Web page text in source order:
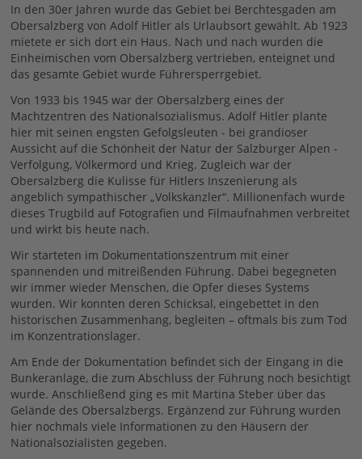
In den 30er Jahren wurde das Gebiet bei Berchtesgaden am
Obersalzberg von Adolf Hitler als Urlaubsort gewählt. Ab 1923
mietete er sich dort ein Haus. Nach und nach wurden die
Einheimischen vom Obersalzberg vertrieben, enteignet und
das gesamte Gebiet wurde Führersperrgebiet.
Von 1933 bis 1945 war der Obersalzberg eines der
Machtzentren des Nationalsozialismus. Adolf Hitler plante
hier mit seinen engsten Gefolgsleuten - bei grandioser
Aussicht auf die Schönheit der Natur der Salzburger Alpen -
Verfolgung, Völkermord und Krieg. Zugleich war der
Obersalzberg die Kulisse für Hitlers Inszenierung als
angeblich sympathischer „Volkskanzler“. Millionenfach wurde
dieses Trugbild auf Fotografien und Filmaufnahmen verbreitet
und wirkt bis heute nach.
Wir starteten im Dokumentationszentrum mit einer
spannenden und mitreißenden Führung. Dabei begegneten
wir immer wieder Menschen, die Opfer dieses Systems
wurden. Wir konnten deren Schicksal, eingebettet in den
historischen Zusammenhang, begleiten – oftmals bis zum Tod
im Konzentrationslager.
Am Ende der Dokumentation befindet sich der Eingang in die
Bunkeranlage, die zum Abschluss der Führung noch besichtigt
wurde. Anschließend ging es mit Martina Steber über das
Gelände des Obersalzbergs. Ergänzend zur Führung wurden
hier nochmals viele Informationen zu den Häusern der
Nationalsozialisten gegeben.